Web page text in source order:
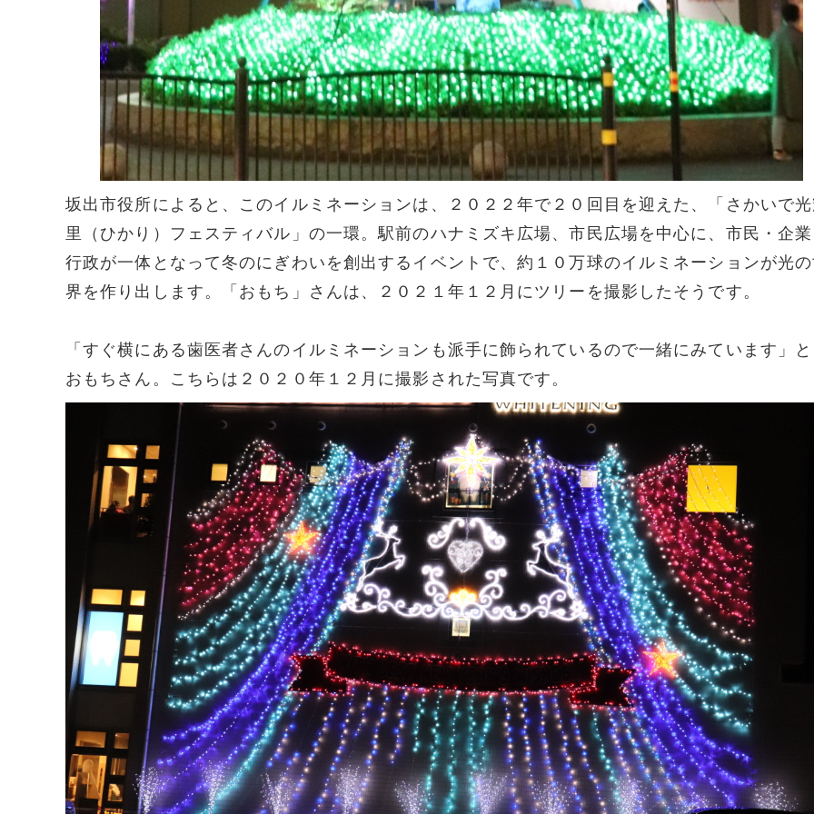
坂出市役所によると、このイルミネーションは、２０２２年で２０回目を迎えた、「さかいで
里（ひかり）フェスティバル」の一環。駅前のハナミズキ広場、市民広場を中心に、市民・企業
行政が一体となって冬のにぎわいを創出するイベントで、約１０万球のイルミネーションが光
界を作り出します。「おもち」さんは、２０２１年１２月にツリーを撮影したそうです。
「すぐ横にある歯医者さんのイルミネーションも派手に飾られているので一緒にみています」と
おもちさん。こちらは２０２０年１２月に撮影された写真です。